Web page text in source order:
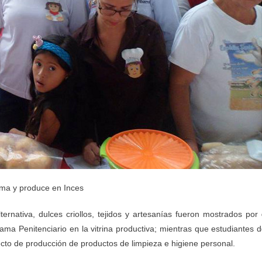
y produce en Inces
dulces criollos, tejidos y artesanías fueron mostrados por
Penitenciario en la vitrina productiva; mientras que estudiantes
de producción de productos de limpieza e higiene personal.